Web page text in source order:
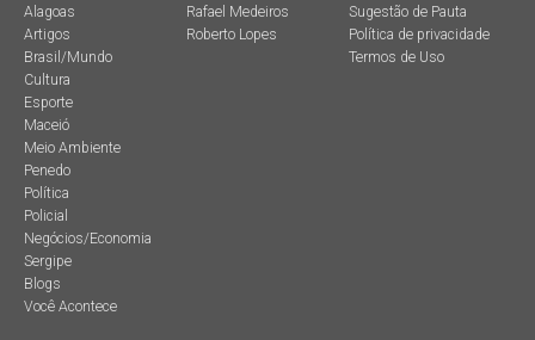
Alagoas
Artigos
Brasil/Mundo
Cultura
Esporte
Maceió
Meio Ambiente
Penedo
Política
Policial
Negócios/Economia
Sergipe
Blogs
Você Acontece
Rafael Medeiros
Roberto Lopes
Sugestão de Pauta
Política de privacidade
Termos de Uso